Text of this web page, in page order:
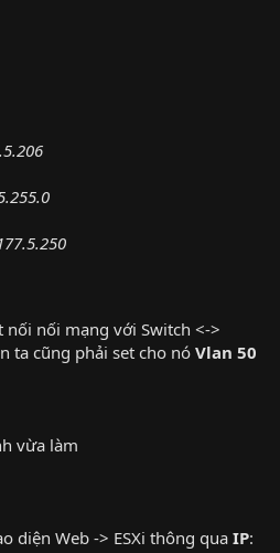
nối mạng với Switch <->
ta cũng phải set cho nó Vlan 50
vừa làm
diện Web -> ESXi thông qua IP: